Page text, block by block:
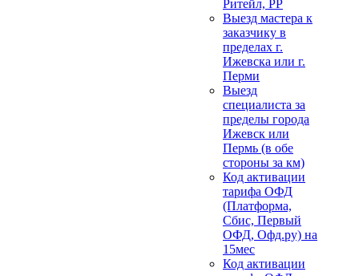
Ритейл, РР
Выезд мастера к
заказчику в
пределах г.
Ижевска или г.
Перми
Выезд
специалиста за
пределы города
Ижевск или
Пермь (в обе
стороны за км)
Код активации
тарифа ОФД
(Платформа,
Сбис, Первый
ОФД, Офд.ру) на
15мес
Код активации